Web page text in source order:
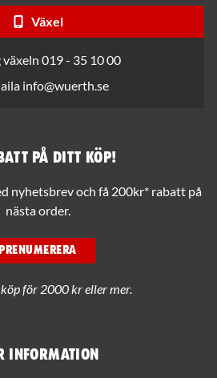
Växel
växeln 019 - 35 10 00
info@wuerth.se
information
på ditt köp!
nyhetsbrev och få 200kr* rabatt på
nästa order.
PRENUMERERA
för 2000 kr eller mer.